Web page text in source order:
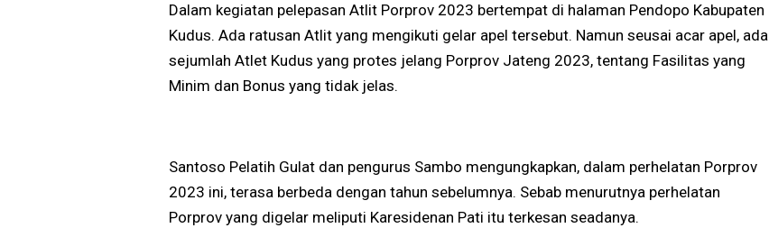
Dalam kegiatan pelepasan Atlit Porprov 2023 bertempat di halaman Pendopo Kabupaten
Kudus. Ada ratusan Atlit yang mengikuti gelar apel tersebut. Namun seusai acar apel, ada
sejumlah Atlet Kudus yang protes jelang Porprov Jateng 2023, tentang Fasilitas yang
Minim dan Bonus yang tidak jelas.
Santoso Pelatih Gulat dan pengurus Sambo mengungkapkan, dalam perhelatan Porprov
2023 ini, terasa berbeda dengan tahun sebelumnya. Sebab menurutnya perhelatan
Porprov yang digelar meliputi Karesidenan Pati itu terkesan seadanya.